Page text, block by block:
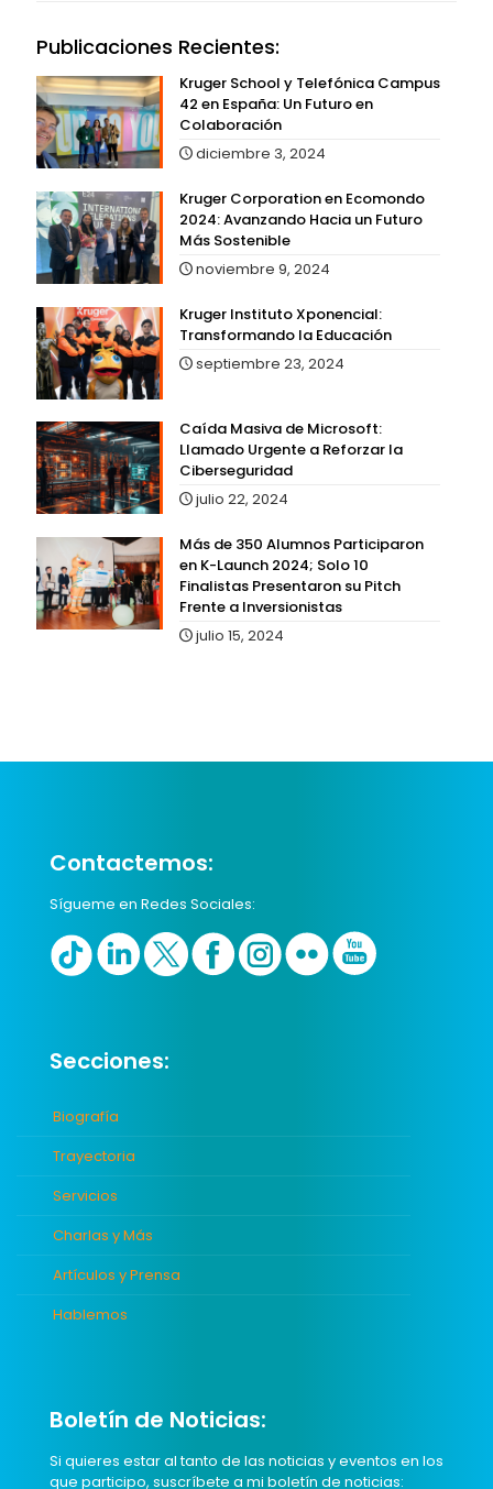
Publicaciones Recientes:
Kruger School y Telefónica Campus
42 en España: Un Futuro en
Colaboración
diciembre 3, 2024
Kruger Corporation en Ecomondo
2024: Avanzando Hacia un Futuro
Más Sostenible
noviembre 9, 2024
Kruger Instituto Xponencial:
Transformando la Educación
septiembre 23, 2024
Caída Masiva de Microsoft:
Llamado Urgente a Reforzar la
Ciberseguridad
julio 22, 2024
Más de 350 Alumnos Participaron
en K-Launch 2024; Solo 10
Finalistas Presentaron su Pitch
Frente a Inversionistas
julio 15, 2024
Contactemos:
Sígueme en Redes Sociales:
Secciones:
Biografía
Trayectoria
Servicios
Charlas y Más
Artículos y Prensa
Hablemos
Boletín de Noticias:
Si quieres estar al tanto de las noticias y eventos en los
que participo, suscríbete a mi boletín de noticias: